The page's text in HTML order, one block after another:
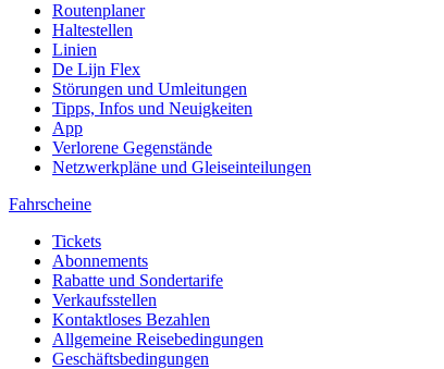
Routenplaner
Haltestellen
Linien
De Lijn Flex
Störungen und Umleitungen
Tipps, Infos und Neuigkeiten
App
Verlorene Gegenstände
Netzwerkpläne und Gleiseinteilungen
Fahrscheine
Tickets
Abonnements
Rabatte und Sondertarife
Verkaufsstellen
Kontaktloses Bezahlen
Allgemeine Reisebedingungen
Geschäftsbedingungen